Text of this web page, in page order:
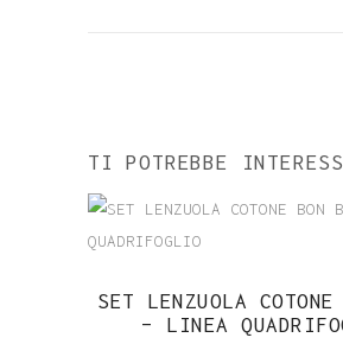
TI POTREBBE
SET LENZUOLA COTONE
– LINEA